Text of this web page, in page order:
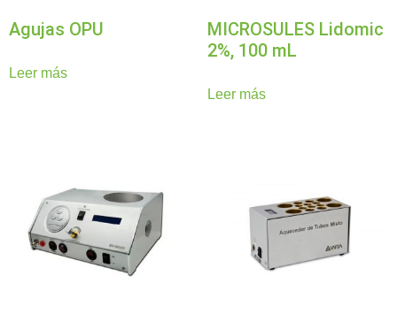
Agujas OPU
Leer más
MICROSULES Lidomic
2%, 100 mL
Leer más